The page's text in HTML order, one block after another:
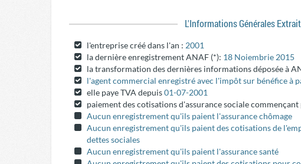
L'informations Générales
l'entreprise créé dans l'an : 2001
la dernière enregistrement ANAF (*): 18 Noiembrie 2015
la transformation des dernières informations déposée à
l'agent commercial enregistré avec l'impôt sur bénéfice à
elle paye TVA depuis01-07-2001
paiement des cotisations d'assurance sociale commençant
Aucun enregistrement qu'ils paient l'assurance chômage
Aucun enregistrement qu'ils paient des cotisations de
dettes sociales
Aucun enregistrement qu'ils paient l'assurance santé